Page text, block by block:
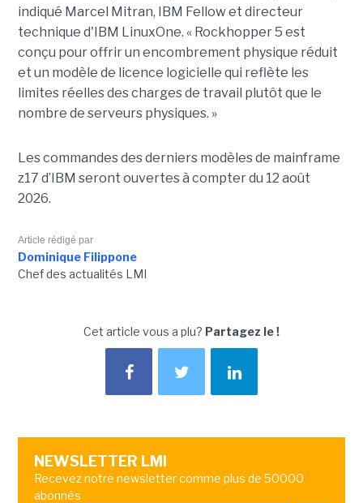
indiqué Marcel Mitran, IBM Fellow et directeur
technique d'IBM LinuxOne. « Rockhopper 5 est
conçu pour offrir un encombrement physique réduit
et un modèle de licence logicielle qui reflète les
limites réelles des charges de travail plutôt que le
nombre de serveurs physiques. »
Les commandes des derniers modèles de mainframe
z17 d’IBM seront ouvertes à compter du 12 août
2026.
Article rédigé par
Dominique Filippone
Chef des actualités LMI
Cet article vous a plu? Partagez le !
NEWSLETTER LMI
Recevez notre newsletter comme plus de 50000
abonnés